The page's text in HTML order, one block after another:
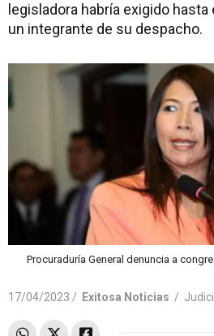
legisladora habría exigido hasta
un integrante de su despacho.
Procuraduría General denuncia a
17/04/2023 / Exitosa Noticias /